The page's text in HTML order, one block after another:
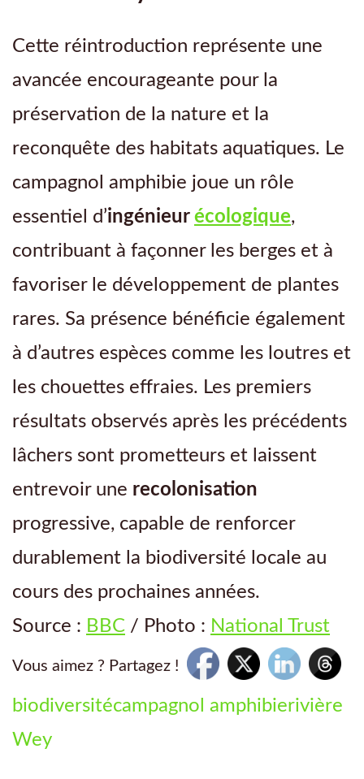
Cette réintroduction représente une
avancée encourageante pour la
préservation de la nature et la
reconquête des habitats aquatiques. Le
campagnol amphibie joue un rôle
essentiel d’ingénieur écologique,
contribuant à façonner les berges et à
favoriser le développement de plantes
rares. Sa présence bénéficie également
à d’autres espèces comme les loutres et
les chouettes effraies. Les premiers
résultats observés après les précédents
lâchers sont prometteurs et laissent
entrevoir une recolonisation
progressive, capable de renforcer
durablement la biodiversité locale au
cours des prochaines années.
Source : BBC / Photo : National Trust
Vous aimez ? Partagez !
biodiversitécampagnol amphibierivière
Wey